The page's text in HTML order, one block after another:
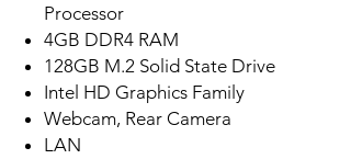
Processor
4GB DDR4 RAM
128GB M.2 Solid State Drive
Intel HD Graphics Family
Webcam, Rear Camera
LAN